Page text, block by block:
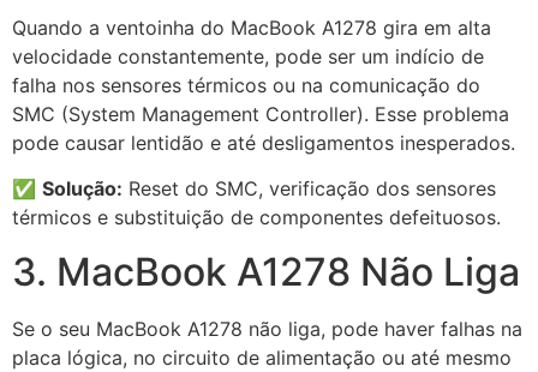
Quando a ventoinha do MacBook A1278 gira em alta
velocidade constantemente, pode ser um indício de
falha nos sensores térmicos ou na comunicação do
SMC (System Management Controller). Esse problema
pode causar lentidão e até desligamentos inesperados.
✅ Solução: Reset do SMC, verificação dos sensores
térmicos e substituição de componentes defeituosos.
3. MacBook A1278 Não Liga
Se o seu MacBook A1278 não liga, pode haver falhas na
placa lógica, no circuito de alimentação ou até mesmo